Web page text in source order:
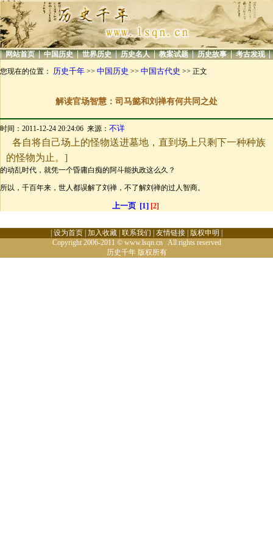
| 网站首页 | 中国历史 | 世界历史 | 历史名人 | 教案试题 | 历史故事 | 考古发现 |
您现在的位置： 历史千年 >> 中国历史 >> 中国古代史 >> 正文
解读官场智慧：司马懿和刘禅有何共同之处
时间：2011-12-24 20:24:06 来源： 不详
各自将自己场上的怪物送进墓地，直到场上只剩下一种种族
的怪物为止。]
的动乱时代，就凭一个昏庸白痴的阿斗能执政这么久？
所以，千百年来，世人都误解了刘禅，不了解刘禅的过人智商。
上一页 [1] [2]
设为首页 加入收藏 联系我们 友情链接 版权申明
Copyright 2006-2011 © www.lsqn.cn All rights reserved
历史千年版权所有